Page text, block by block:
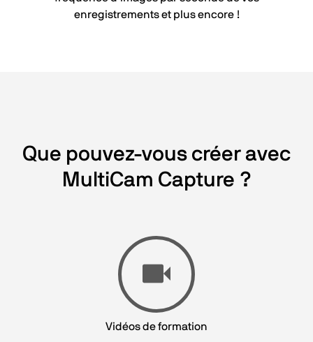
enregistrements et plus encore !
Que pouvez-vous créer avec
MultiCam Capture ?
Vidéos de formation